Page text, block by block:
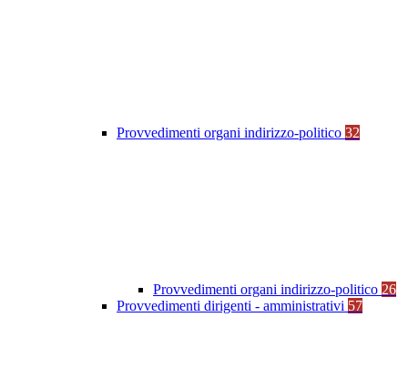
Provvedimenti organi indirizzo-politico 32
Provvedimenti organi indirizzo-politico 26
Provvedimenti dirigenti - amministrativi 57